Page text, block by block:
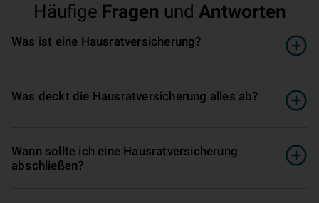
Häufige Fragen und Antworten
Was ist eine Hausratversicherung?
Was deckt die Hausratversicherung alles ab?
Wann sollte ich eine Hausratversicherung
abschließen?